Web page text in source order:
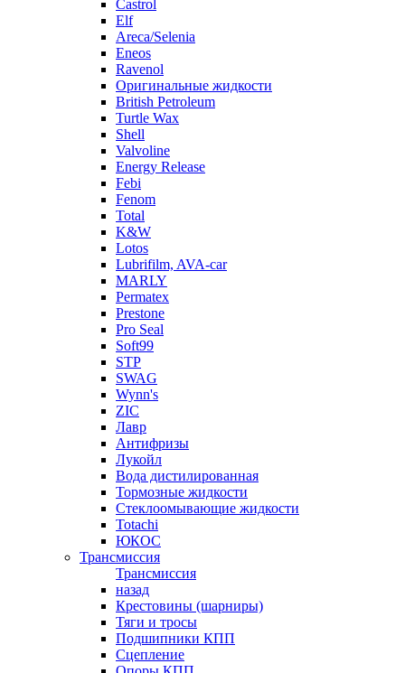
Castrol
Elf
Areca/Selenia
Eneos
Ravenol
Оригинальные жидкости
British Petroleum
Turtle Wax
Shell
Valvoline
Energy Release
Febi
Fenom
Total
K&W
Lotos
Lubrifilm, AVA-car
MARLY
Permatex
Prestone
Pro Seal
Soft99
STP
SWAG
Wynn's
ZIC
Лавр
Антифризы
Лукойл
Вода дистилированная
Тормозные жидкости
Стеклоомывающие жидкости
Totachi
ЮКОС
Трансмиссия
Трансмиссия
назад
Крестовины (шарниры)
Тяги и тросы
Подшипники КПП
Сцепление